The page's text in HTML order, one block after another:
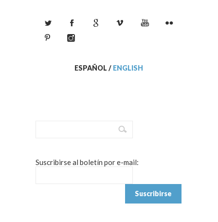
ESPAÑOL / ENGLISH
Suscribirse al boletín por e-mail: